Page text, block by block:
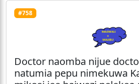
#758
Doctor naomba nijue
natumia pepu nimekuwa